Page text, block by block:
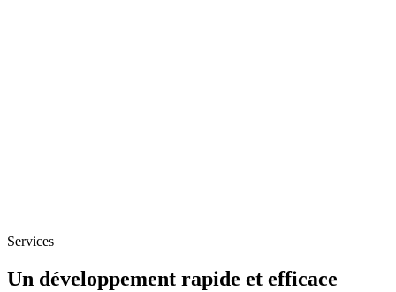
Services
Un développement rapide et efficace